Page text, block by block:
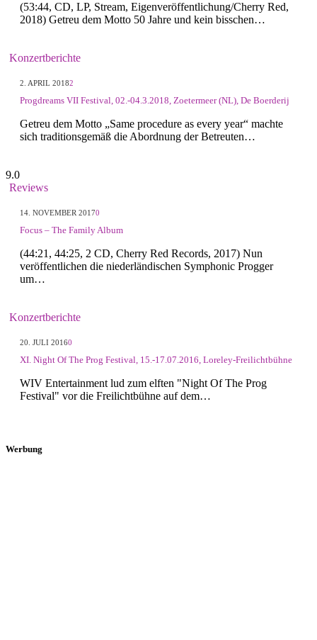
(53:44, CD, LP, Stream, Eigenveröffentlichung/Cherry Red,
2018) Getreu dem Motto 50 Jahre und kein bisschen…
Konzertberichte
2. APRIL 20182
Progdreams VII Festival, 02.-04.3.2018, Zoetermeer (NL), De Boerderij
Getreu dem Motto „Same procedure as every year“ machte
sich traditionsgemäß die Abordnung der Betreuten…
9.0
Reviews
14. NOVEMBER 20170
Focus – The Family Album
(44:21, 44:25, 2 CD, Cherry Red Records, 2017) Nun
veröffentlichen die niederländischen Symphonic Progger
um…
Konzertberichte
20. JULI 20160
XI. Night Of The Prog Festival, 15.-17.07.2016, Loreley-Freilichtbühne
WIV Entertainment lud zum elften "Night Of The Prog
Festival" vor die Freilichtbühne auf dem…
Werbung